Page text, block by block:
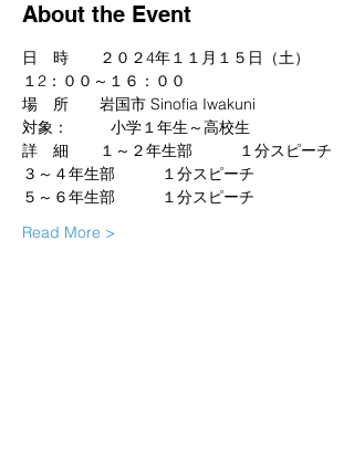
About the Event
日　時　　２０２4年１１月１５日（土）
１2：００～１６：００
場　所　　岩国市 Sinofia Iwakuni
対象：	小学１年生～高校生
詳　細　　１～２年生部　　　１分スピーチ
３～４年生部　　　１分スピーチ
５～６年生部　　　１分スピーチ
Read More >